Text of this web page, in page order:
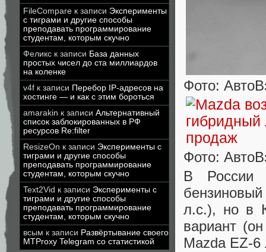
FileCompare к записи Эксперименты
с тиграми и другие способы
преподавать программирование
студентам, которым скучно
Феликс к записи База данных
простых чисел до ста миллиардов
на коленке
v4f к записи Перебор IP-адресов на
хостинге — и как с этим бороться
amarakin к записи Альтернативный
список заблокированных в РФ
ресурсов Re:filter
ResizeOn к записи Эксперименты с
тиграми и другие способы
преподавать программирование
студентам, которым скучно
Text2Vid к записи Эксперименты с
тиграми и другие способы
преподавать программирование
студентам, которым скучно
всым к записи Развёртывание своего
MTProxy Telegram со статистикой
Фото:
Фото:
В России
л.с.), но в
вариант
Mazda EZ-